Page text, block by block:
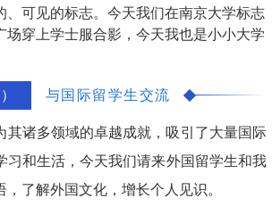
、可见的标志。今天我们在南京大学标志
穿上学士服合影，今天我也是小小大学
与国际留学生交流
其诸多领域的卓越成就，吸引了大量国际
习和生活，今天我们请来外国留学生和我
了解外国文化，增长个人见识。